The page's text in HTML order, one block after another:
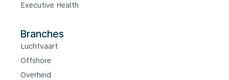
Executive Health
Branches
Luchtvaart
Offshore
Overheid